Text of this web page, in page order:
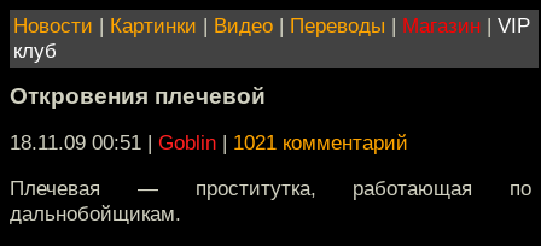
Новости | Картинки | Видео | Переводы | Магазин | VIP
клуб
Откровения плечевой
18.11.09 00:51 | Goblin | 1021 комментарий
Плечевая — проститутка, работающая по
дальнобойщикам.